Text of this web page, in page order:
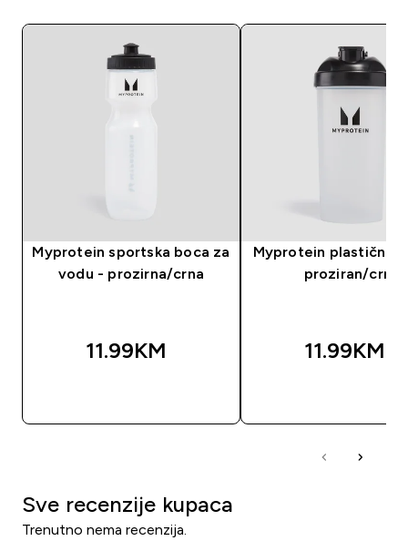
Myprotein sportska boca za
vodu - prozirna/crna
11.99KM‎
Myprotein plastični
proziran/crni
11.99KM‎
Sve recenzije kupaca
Trenutno nema recenzija.